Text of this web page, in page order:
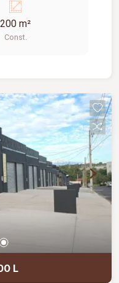
200 m²
Const.
L